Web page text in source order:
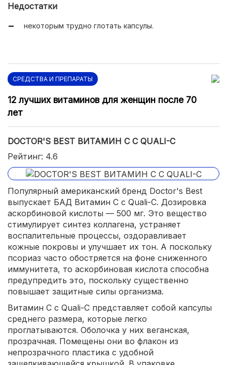
обеспечивает прилив сил;
оздоравливает волосы и ногти.
Недостатки
некоторым трудно глотать капсулы.
СРЕДСТВА И ПРЕПАРАТЫ
12 лучших витаминов для женщин после 70
лет
DOCTOR'S BEST ВИТАМИН C С QUALI-C
Рейтинг: 4.6
Популярный американский бренд Doctor's Best
выпускает БАД Витамин C с Quali-C. Дозировка
аскорбиновой кислоты — 500 мг. Это вещество
стимулирует синтез коллагена, устраняет
воспалительные процессы, оздоравливает
кожные покровы и улучшает их тон. А поскольку
псориаз часто обостряется на фоне сниженного
иммунитета, то аскорбиновая кислота способна
предупредить это, поскольку существенно
повышает защитные силы организма.
Витамин C с Quali-C представляет собой капсулы
среднего размера, которые легко
проглатываются. Оболочка у них веганская,
прозрачная. Помещены они во флакон из
непрозрачного пластика с удобной